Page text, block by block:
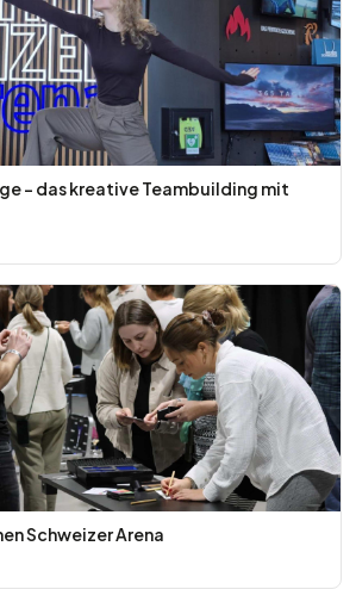
– das kreative Teambuilding mit
Schweizer Arena